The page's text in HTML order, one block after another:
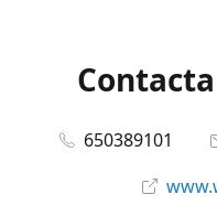
650389101